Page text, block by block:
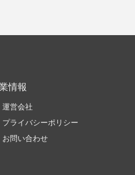
情報
運営会社
プライバシーポリシー
お問い合わせ